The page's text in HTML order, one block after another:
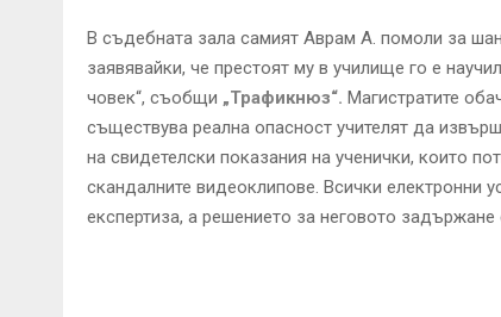
В съдебната зала самият Аврам А. помоли за
заявявайки, че престоят му в училище го е
човек“, съобщи „Трафикнюз“. Магистратите
съществува реална опасност учителят да
на свидетелски показания на ученички, които
скандалните видеоклипове. Всички електронни
експертиза, а решението за неговото задържане